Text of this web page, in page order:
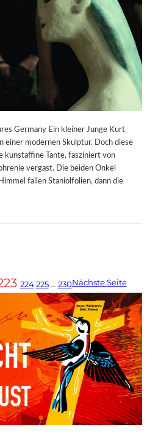
Germany Ein kleiner Junge Kurt
einer modernen Skulptur. Doch diese
kunstaffine Tante, fasziniert von
vergast. Die beiden Onkel
fallen Staniolfolien, dann die
224 225 … 230Nächste Seite